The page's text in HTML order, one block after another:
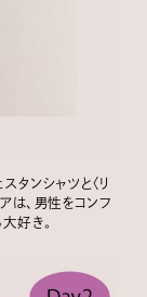
タンシャツと〈リ
は、男性をコンフ
好き。